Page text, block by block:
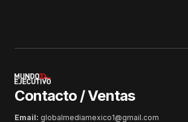
Contacto / Ventas
Email: globalmediamexico1@gmail.com